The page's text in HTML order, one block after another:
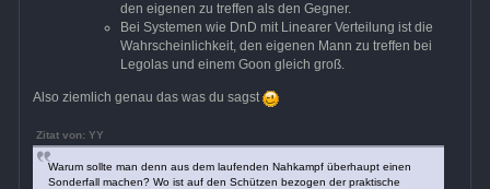
den eigenen zu treffen als den Gegner.
Bei Systemen wie DnD mit Linearer Verteilung ist die
Wahrscheinlichkeit, den eigenen Mann zu treffen bei
Legolas und einem Goon gleich groß.
Also ziemlich genau das was du sagst
Zitat von: YY
Warum sollte man denn aus dem laufenden Nahkampf überhaupt einen
Sonderfall machen? Wo ist auf den Schützen bezogen der praktische